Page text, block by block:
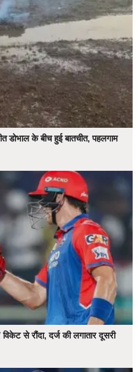
के बीच हुई बातचीत, पहलगाम
से रौंदा, दर्ज की लगातार दूसरी